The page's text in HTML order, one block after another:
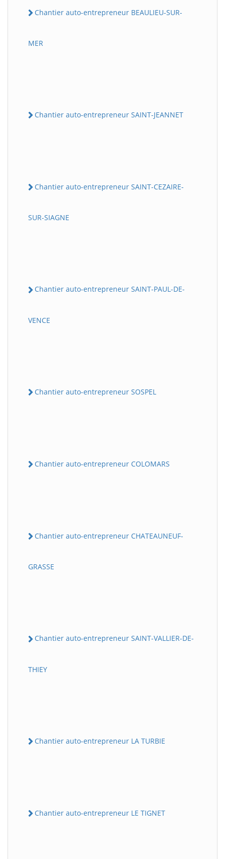
Chantier auto-entrepreneur BEAULIEU-SUR-
MER
Chantier auto-entrepreneur SAINT-JEANNET
Chantier auto-entrepreneur SAINT-CEZAIRE-
SUR-SIAGNE
Chantier auto-entrepreneur SAINT-PAUL-DE-
VENCE
Chantier auto-entrepreneur SOSPEL
Chantier auto-entrepreneur COLOMARS
Chantier auto-entrepreneur CHATEAUNEUF-
GRASSE
Chantier auto-entrepreneur SAINT-VALLIER-DE-
THIEY
Chantier auto-entrepreneur LA TURBIE
Chantier auto-entrepreneur LE TIGNET